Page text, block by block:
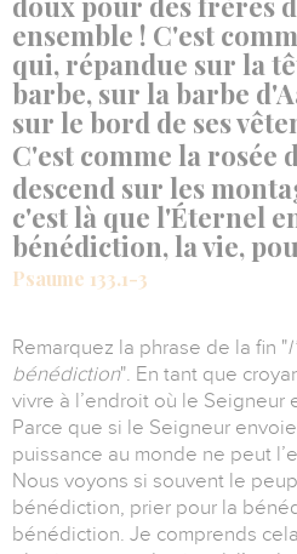
ensemble ! C'est
qui, répandue sur la
barbe, sur la barbe
sur le bord de ses
C'est comme la rosée
descend sur les
c'est là que l'Éternel
bénédiction, la vie,
Psaume 133.1-3
Remarquez la phrase de la fin "l’
bénédiction". En tant que
vivre à l’endroit où le Seigneur
Parce que si le Seigneur
puissance au monde ne peut
Nous voyons si souvent le
bénédiction, prier pour la
bénédiction. Je comprends